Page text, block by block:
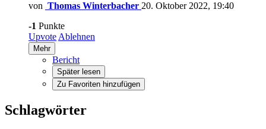
von Thomas Winterbacher 20. Oktober 2022, 19:40
-1 Punkte
Upvote Ablehnen
Mehr
Bericht
Später lesen
Zu Favoriten hinzufügen
Schlagwörter